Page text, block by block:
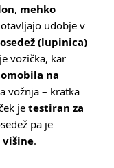
, mehko
udobje v
(lupinica)
vozička, kar
na
vožnja – kratka
je testiran za
pa je
višine.